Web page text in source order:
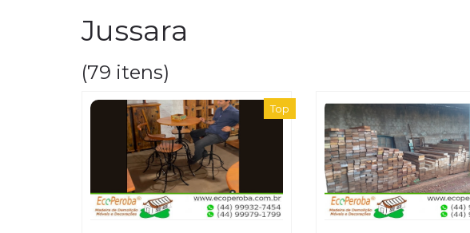
Jussara
(79 itens)
Top